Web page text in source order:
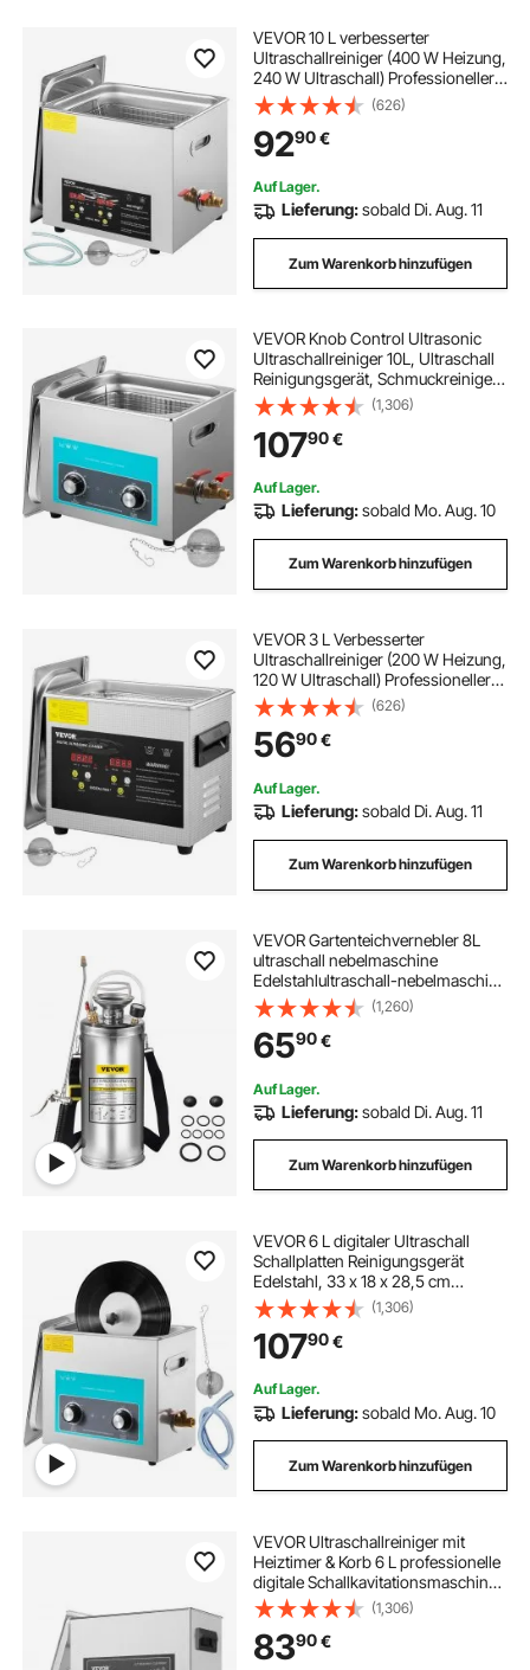
VEVOR 10 L verbesserter
Ultraschallreiniger (400 W Heizung,
240 W Ultraschall) Professioneller
digitaler Labor-Ultraschallreiniger
mit Heizungstimer für die Reinigung
von Teilen und Instrumenten
(626)
9290€
Auf Lager.
Lieferung:sobald Di. Aug. 11
Zum Warenkorb hinzufügen
VEVOR Knob Control Ultrasonic
Ultraschallreiniger 10L, Ultraschall
Reinigungsgerät, Schmuckreiniger
Ultraschall digitaler
Ultraschallreiniger
Ultraschallreinigungsgerät Brille
Schmuck Reinigung
(1,306)
10790€
Auf Lager.
Lieferung:sobald Mo. Aug. 10
Zum Warenkorb hinzufügen
VEVOR 3 L Verbesserter
Ultraschallreiniger (200 W Heizung,
120 W Ultraschall) Professioneller
digitaler Labor-Ultraschall-
Teilereiniger mit Heizungstimer für
die Reinigung von Schmuckgläsern
(626)
5690€
Auf Lager.
Lieferung:sobald Di. Aug. 11
Zum Warenkorb hinzufügen
VEVOR Gartenteichvernebler 8L
ultraschall nebelmaschine
Edelstahlultraschall-nebelmaschine
geeignet für Haus, Garten,
Touristenfahrzeuge,
Spezialfahrzeuge Schiffe,
Fahrzeugreinigung, Teppichreinig
(1,260)
6590€
Auf Lager.
Lieferung:sobald Di. Aug. 11
Zum Warenkorb hinzufügen
VEVOR 6 L digitaler Ultraschall
Schallplatten Reinigungsgerät
Edelstahl, 33 x 18 x 28,5 cm
Ultraschallreinigungsgerät
Ultraschallreiniger Ultraschallgerät
Heizung Digital Brille Uhren
Schmuck
(1,306)
10790€
Auf Lager.
Lieferung:sobald Mo. Aug. 10
Zum Warenkorb hinzufügen
VEVOR Ultraschallreiniger mit
Heiztimer & Korb 6 L professionelle
digitale Schallkavitationsmaschine,
180 W Reinigungsmaschine für
Uhreninstrumente Brillen Münzen
Metallteile Werkzeuge
(1,306)
8390€